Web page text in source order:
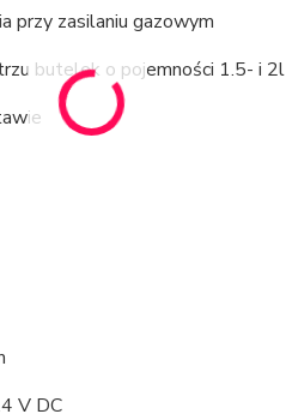
przy zasilaniu gazowym
butelek o pojemności 1.5- i 2l
V DC